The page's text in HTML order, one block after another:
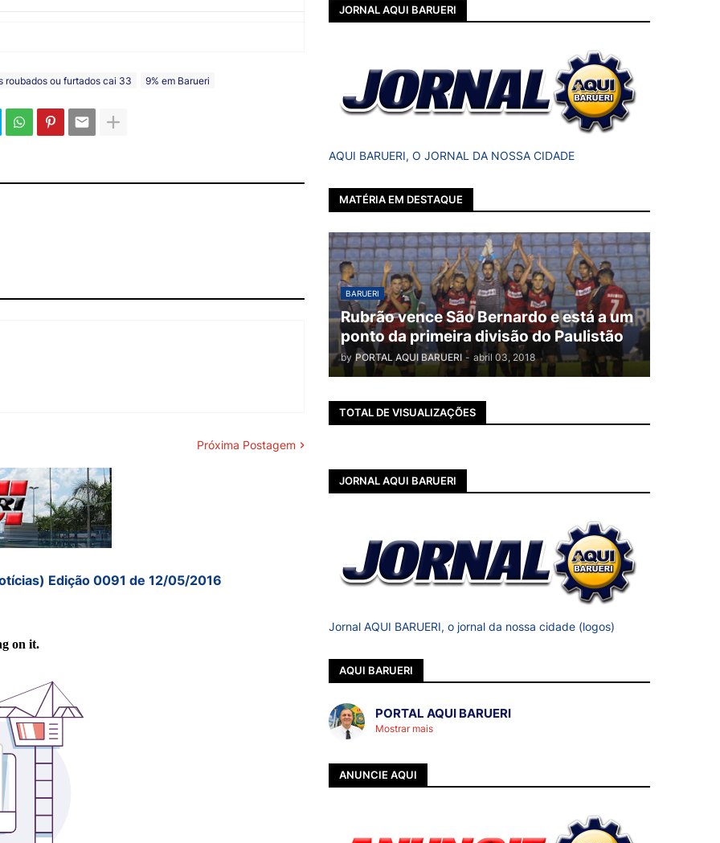
roubados ou furtados cai 33 9% em Barueri
Próxima Postagem
Edição 0091 de 12/05/2016
JORNAL AQUI BARUERI
AQUI BARUERI, O JORNAL DA NOSSA CIDADE
MATÉRIA EM DESTAQUE
BARUERI
Rubrão vence São Bernardo e está a um
ponto da primeira divisão do Paulistão
by PORTAL AQUI BARUERI - abril 03, 2018
TOTAL DE VISUALIZAÇÕES
JORNAL AQUI BARUERI
Jornal AQUI BARUERI, o jornal da nossa cidade (logos)
AQUI BARUERI
PORTAL AQUI BARUERI
Mostrar mais
ANUNCIE AQUI